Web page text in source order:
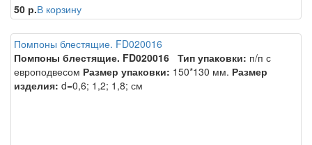
50 р.В корзину
Помпоны блестящие. FD020016
Помпоны блестящие. FD020016 Тип упаковки: п/п с
европодвесом Размер упаковки: 150*130 мм. Размер
изделия: d=0,6; 1,2; 1,8; см